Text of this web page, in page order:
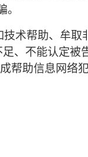
技术帮助、牟取
足、不能认定被
帮助信息网络